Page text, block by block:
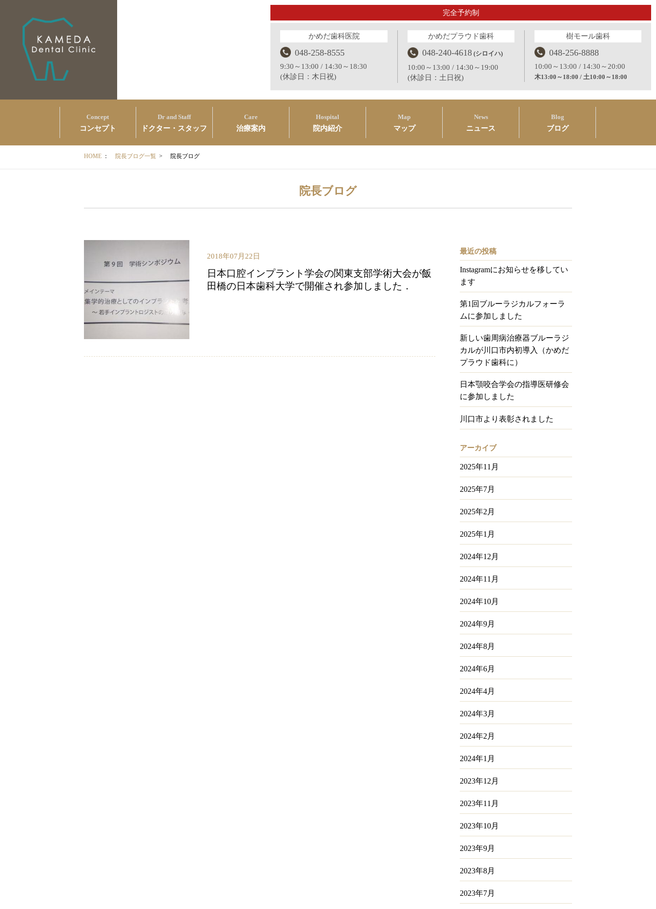
完全予約制
かめだ歯科医院
048-258-8555
9:30～13:00 / 14:30～18:30
(休診日：木日祝)
かめだプラウド歯科
048-240-4618 (シロイハ)
10:00～13:00 / 14:30～19:00
(休診日：土日祝)
樹モール歯科
048-256-8888
10:00～13:00 / 14:30～20:00
木13:00～18:00 / 土10:00～18:00
Concept
コンセプト
Dr and Staff
ドクター・スタッフ
Care
治療案内
Hospital
院内紹介
Map
マップ
News
ニュース
Blog
ブログ
HOME ： 院長ブログ一覧 > 院長ブログ
院長ブログ
2018年07月22日
日本口腔インプラント学会の関東支部学術大会が飯
田橋の日本歯科大学で開催され参加しました．
最近の投稿
Instagramにお知らせを移してい
ます
第1回ブルーラジカルフォーラ
ムに参加しました
新しい歯周病治療器ブルーラジ
カルが川口市内初導入（かめだ
プラウド歯科に）
日本顎咬合学会の指導医研修会
に参加しました
川口市より表彰されました
アーカイブ
2025年11月
2025年7月
2025年2月
2025年1月
2024年12月
2024年11月
2024年10月
2024年9月
2024年8月
2024年6月
2024年4月
2024年3月
2024年2月
2024年1月
2023年12月
2023年11月
2023年10月
2023年9月
2023年8月
2023年7月